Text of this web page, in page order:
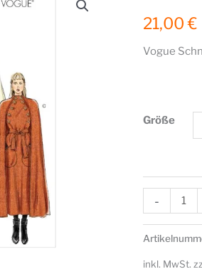
21,00€
Vogue
Größe
-
V9288
inkl. MwSt.